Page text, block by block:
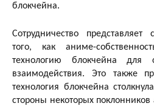
блокчейна.
Сотрудничество
того, как аниме-
технологию блокчейна для
взаимодействия. Это также
технология блокчейна
стороны некоторых